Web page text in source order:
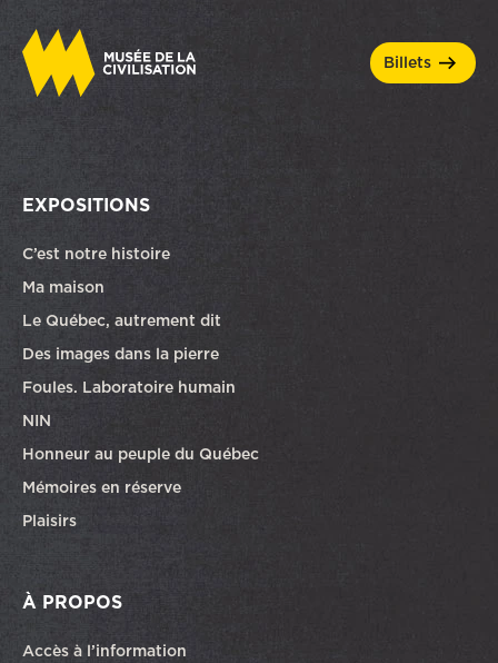
billets
EXPOSITIONS
C’est notre histoire
Ma maison
Le Québec, autrement dit
Des images dans la pierre
Foules. Laboratoire humain
NIN
Honneur au peuple du Québec
Mémoires en réserve
Plaisirs
À PROPOS
Accès à l’information